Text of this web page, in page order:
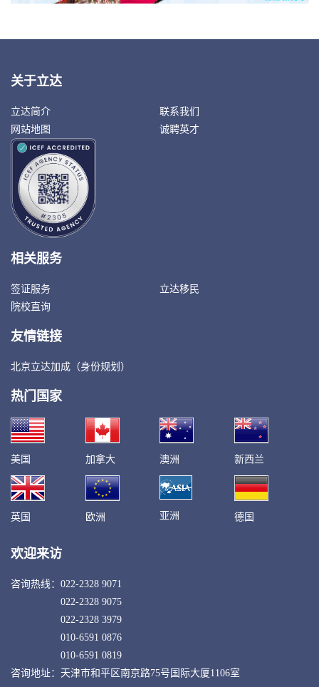
关于立达
立达简介
联系我们
网站地图
诚聘英才
相关服务
签证服务
立达移民
院校直询
友情链接
北京立达加成（身份规划）
热门国家
美国 加拿大 澳洲 新西兰
英国 欧洲 亚洲 德国
欢迎来访
咨询热线： 022-2328 9071
022-2328 9075
022-2328 3979
010-6591 0876
010-6591 0819
咨询地址：天津市和平区南京路75号国际大厦1106室